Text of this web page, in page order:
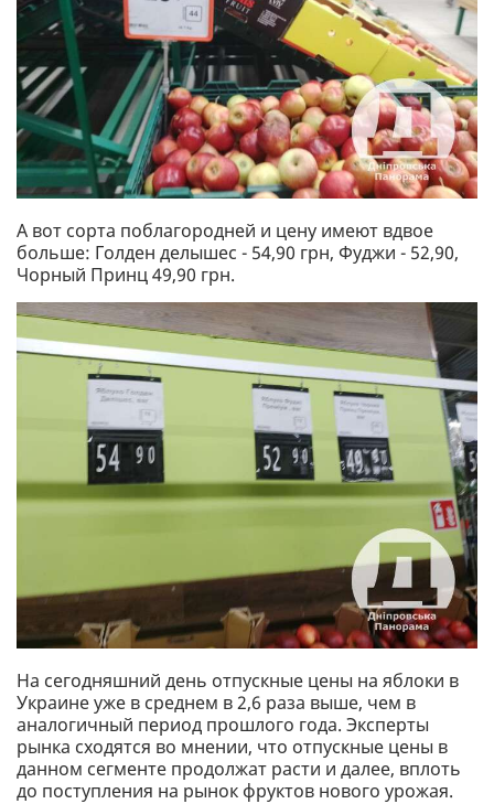
А вот сорта поблагородней и цену имеют вдвое
больше: Голден делышес - 54,90 грн, Фуджи - 52,90,
Чорный Принц 49,90 грн.
На сегодняшний день отпускные цены на яблоки в
Украине уже в среднем в 2,6 раза выше, чем в
аналогичный период прошлого года. Эксперты
рынка сходятся во мнении, что отпускные цены в
данном сегменте продолжат расти и далее, вплоть
до поступления на рынок фруктов нового урожая.